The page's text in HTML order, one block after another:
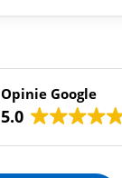
Opinie Google
5.0